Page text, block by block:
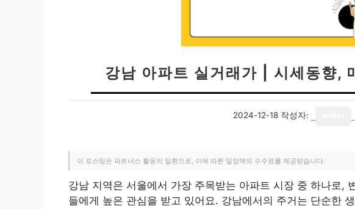
강남 아파트 실거래가 | 시세동향,
2024-12-18 작성자:
이 포스팅은 파트너스 활동의 일환으로, 이에 따른 일정액의 수수료를 제공받습니다.
강남 지역은 서울에서 가장 주목받는 아파트 시장 중 하나로,
들에게 높은 관심을 받고 있어요. 강남에서의 주거는 단순한